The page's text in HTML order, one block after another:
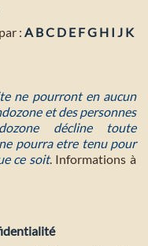
: A BC D E FG H I J K
ne pourront en aucun
et des personnes
décline toute
pourra etre tenu pour
ce soit. Informations à